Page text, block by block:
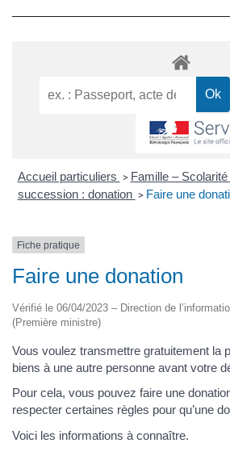
Accueil particuliers > Famille – Scolarité
succession : donation > Faire une
Fiche pratique
Faire une donation
Vérifié le 06/04/2023 – Direction de
(Première ministre)
Vous voulez transmettre gratuitement la
biens à une autre personne avant votre
Pour cela, vous pouvez faire une
respecter certaines règles pour qu’une
Voici les informations à connaître.